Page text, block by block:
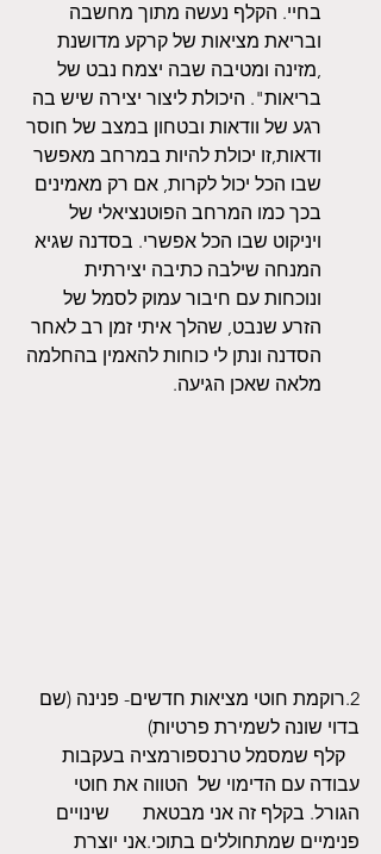
בחיי. הקלף נעשה מתוך מחשבה
ובריאת מציאות של קרקע מדושנת
,מזינה ומטיבה שבה יצמח נבט של
בריאות". היכולת ליצור יצירה שיש בה
רגע של וודאות ובטחון במצב של חוסר
ודאות,זו יכולת להיות במרחב מאפשר
שבו הכל יכול לקרות, אם רק מאמינים
בכך כמו המרחב הפוטנציאלי של
ויניקוט שבו הכל אפשרי. בסדנה שגיא
המנחה שילבה כתיבה יצירתית
ונוכחות עם חיבור עמוק לסמל של
הזרע שנבט, שהלך איתי זמן רב לאחר
הסדנה ונתן לי כוחות להאמין בהחלמה
מלאה שאכן הגיעה.
2.רוקמת חוטי מציאות חדשים- פנינה (שם
בדוי שונה לשמירת פרטיות)
   קלף שמסמל טרנספורמציה בעקבות
עבודה עם הדימוי של  הטווה את חוטי
הגורל. בקלף זה אני מבטאת       שינויים
פנימיים שמתחוללים בתוכי.אני יוצרת